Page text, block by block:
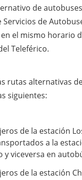
de
de
el mismo horario
Teleférico.
rutas alternativas
siguientes:
de la estación
a la
y viceversa en
de la estación